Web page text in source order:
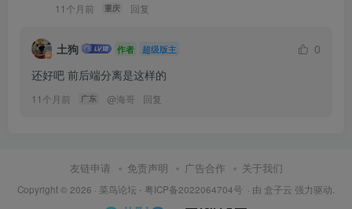
11个月前 重庆 回复
土狗 作者 超级版主
0
还好吧 前后端分离是这样的
11个月前 广东 @海哥 回复
友链申请 免责声明 广告合作 关于我们
Copyright © 2026 · 菜鸟论坛 - 粤ICP备2022064704号 · 由 盒子云 强力驱动.